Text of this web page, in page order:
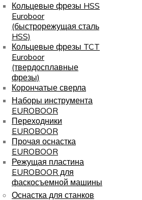
Кольцевые фрезы HSS
Euroboor
(быстрорежущая сталь
HSS)
Кольцевые фрезы TCT
Euroboor
(твердосплавные
фрезы)
Корончатые сверла
Наборы инструмента
EUROBOOR
Переходники
EUROBOOR
Прочая оснастка
EUROBOOR
Режущая пластина
EUROBOOR для
фаскосъемной машины
Оснастка для станков